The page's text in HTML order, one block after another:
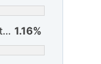
Rhaldney (Atlético-GO) 1.16%